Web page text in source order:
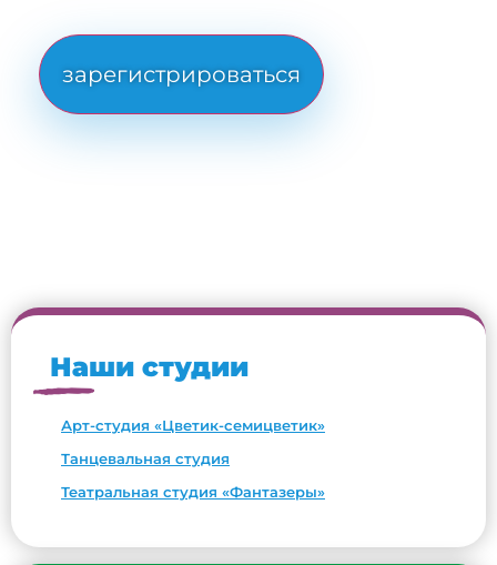
No val
Наши студии
Арт-студия «Цветик-семицветик»
Танцевальная студия
Театральная студия «Фантазеры»